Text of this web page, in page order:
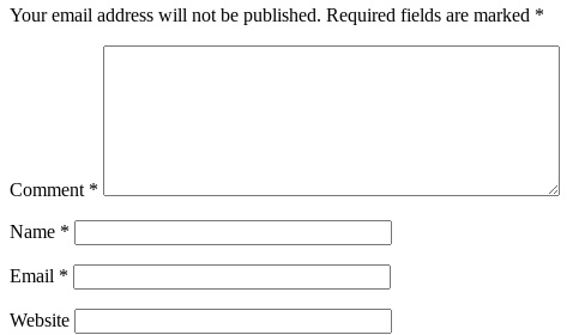
Your email address will not be published. Required fields are marked *
Comment *
Name *
Email *
Website